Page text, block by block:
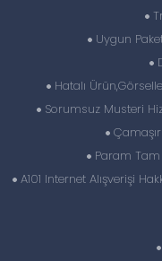
Uygun
Hatalı
Sorumsuz Musteri
Param Tam
A101 Internet Alışverişi